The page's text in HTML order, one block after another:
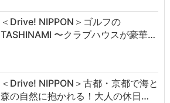
＜Drive! NIPPON＞ゴルフの
TASHINAMI 〜クラブハウスが豪華…
＜Drive! NIPPON＞古都・京都で海と
森の自然に抱かれる！大人の休日…